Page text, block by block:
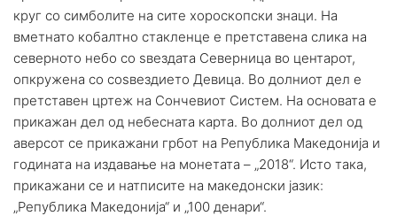
круг со симболите на сите хороскопски знаци. На
вметнато кобалтно стакленце е претставена слика на
северното небо со ѕвездата Северница во центарот,
опкружена со соѕвездието Девица. Во долниот дел е
претставен цртеж на Сончевиот Систем. На основата е
прикажан дел од небесната карта. Во долниот дел од
аверсот се прикажани грбот на Република Македонија и
годината на издавање на монетата – „2018“. Исто така,
прикажани се и натписите на македонски јазик:
„Република Македонија“ и „100 денари“.